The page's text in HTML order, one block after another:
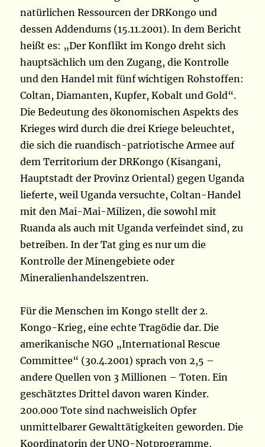
natürlichen Ressourcen der DRKongo und
dessen Addendums (15.11.2001). In dem Bericht
heißt es: „Der Konflikt im Kongo dreht sich
hauptsächlich um den Zugang, die Kontrolle
und den Handel mit fünf wichtigen Rohstoffen:
Coltan, Diamanten, Kupfer, Kobalt und Gold“.
Die Bedeutung des ökonomischen Aspekts des
Krieges wird durch die drei Kriege beleuchtet,
die sich die ruandisch-patriotische Armee auf
dem Territorium der DRKongo (Kisangani,
Hauptstadt der Provinz Oriental) gegen Uganda
lieferte, weil Uganda versuchte, Coltan-Handel
mit den Mai-Mai-Milizen, die sowohl mit
Ruanda als auch mit Uganda verfeindet sind, zu
betreiben. In der Tat ging es nur um die
Kontrolle der Minengebiete oder
Mineralienhandelszentren.
Für die Menschen im Kongo stellt der 2.
Kongo-Krieg, eine echte Tragödie dar. Die
amerikanische NGO „International Rescue
Committee“ (30.4.2001) sprach von 2,5 –
andere Quellen von 3 Millionen – Toten. Ein
geschätztes Drittel davon waren Kinder.
200.000 Tote sind nachweislich Opfer
unmittelbarer Gewalttätigkeiten geworden. Die
Koordinatorin der UNO-Notprogramme,